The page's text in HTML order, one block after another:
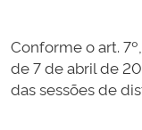
Conforme o art.
de 7 de abril de
das sessões de